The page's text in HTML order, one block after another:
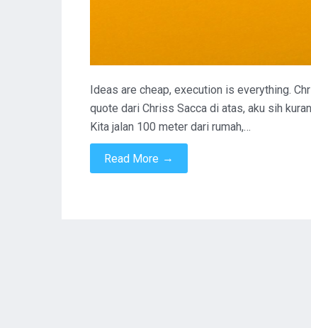
Ideas are cheap, execution is everything.
quote dari Chriss Sacca di atas, aku sih
Kita jalan 100 meter dari rumah,…
Read More →